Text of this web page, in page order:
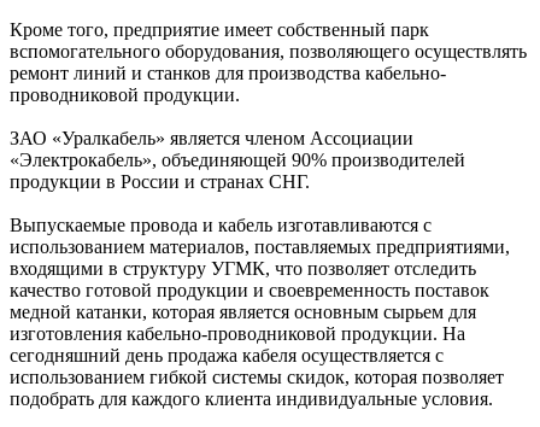
Кроме того, предприятие имеет собственный парк
вспомогательного оборудования, позволяющего осуществлять
ремонт линий и станков для производства кабельно-
проводниковой продукции.
ЗАО «Уралкабель» является членом Ассоциации
«Электрокабель», объединяющей 90% производителей
продукции в России и странах СНГ.
Выпускаемые провода и кабель изготавливаются с
использованием материалов, поставляемых предприятиями,
входящими в структуру УГМК, что позволяет отследить
качество готовой продукции и своевременность поставок
медной катанки, которая является основным сырьем для
изготовления кабельно-проводниковой продукции. На
сегодняшний день продажа кабеля осуществляется с
использованием гибкой системы скидок, которая позволяет
подобрать для каждого клиента индивидуальные условия.